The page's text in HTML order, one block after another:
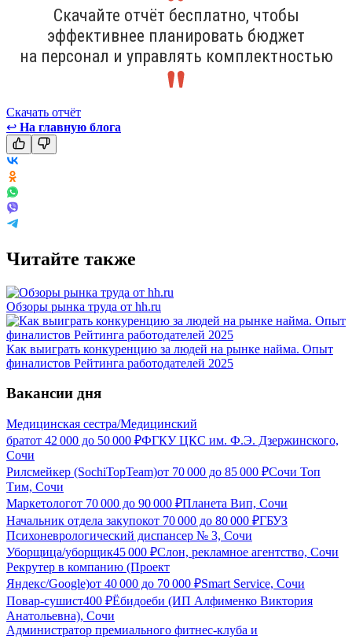
Скачайте отчёт бесплатно, чтобы
эффективнее планировать бюджет
на персонал и управлять комплектностью
Скачать отчёт
↩ На главную блога
Читайте также
Обзоры рынка труда от hh.ru
Как выиграть конкуренцию за людей на рынке найма. Опыт
финалистов Рейтинга работодателей 2025
Вакансии дня
Медицинская сестра/Медицинский
братот 42 000 до 50 000 ₽ФГКУ ЦКС им. Ф.Э. Дзержинского,
Сочи
Рилсмейкер (SochiTopTeam)от 70 000 до 85 000 ₽Сочи Топ
Тим, Сочи
Маркетологот 70 000 до 90 000 ₽Планета Вип, Сочи
Начальник отдела закупокот 70 000 до 80 000 ₽ГБУЗ
Психоневрологический диспансер № 3, Сочи
Уборщица/уборщик45 000 ₽Слон, рекламное агентство, Сочи
Рекрутер в компанию (Проект
Яндекс/Google)от 40 000 до 70 000 ₽Smart Service, Сочи
Повар-сушист400 ₽Ёбидоеби (ИП Алфименко Виктория
Анатольевна), Сочи
Администратор премиального фитнес-клуба и